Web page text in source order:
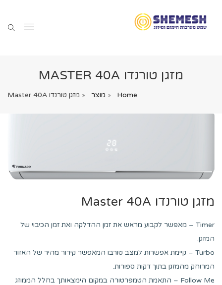
מזגן טורנדו MASTER 40A
Home מוצר מזגן טורנדו Master 40A
מזגן טורנדו Master 40A
Timer – מאפשר לקבוע מראש את זמן ההדלקה ואת זמן הכיבוי של
המזגן.
Turbo – קיימת אפשרות למצב טורבו המאפשר קירור מהיר של האזור
המרוחק מהמזגן בתוך דקות ספורות.
Follow Me – התאמת הטמפרטורה במקום הימצאותך בחלל הממוזג